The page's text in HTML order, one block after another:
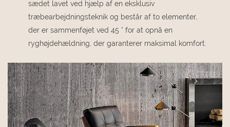
sædet lavet ved hjælp af en eksklusiv
træbearbejdningsteknik og består af to elementer,
der er sammenføjet ved 45 ° for at opnå en
ryghøjdehældning, der garanterer maksimal komfort.